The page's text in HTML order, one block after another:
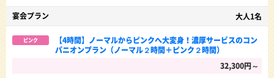
宴会プラン 大人1名
ピンク
【4時間】ノーマルからピンクへ大変身！濃厚サービスのコン
パニオンプラン（ノーマル２時間＋ピンク２時間）
32,300円～